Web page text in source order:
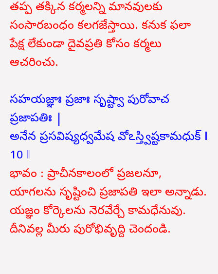
తప్ప తక్కిన కర్మలన్ని మానవులకు
సంసారబంధం కలగజేస్తాయి. కనుక ఫలా
పేక్ష లేకుండా దైవప్రతి కోసం కర్మలు
ఆచరించు.
సహయజ్ఞాః ప్రజాః సృష్ట్వా పురోవాచ
ప్రజాపతిః |
అనేన ప్రసవిష్యధ్వమేష వోఽస్త్విష్టకామధుక్ ‖
10 ‖
భావం : ప్రాచీనకాలంలో ప్రజలనూ,
యాగలను సృష్టించి ప్రజాపతి ఇలా అన్నాడు.
యజ్ఞం కోర్కెలను నెరవేర్చే కామధేనువు.
దీనివల్ల మీరు పురోభివృద్ది చెందండి.